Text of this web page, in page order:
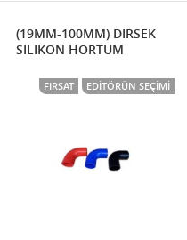
(19MM-100MM) DİRSEK
SİLİKON HORTUM
FIRSAT EDITÖRÜN SEÇIMI